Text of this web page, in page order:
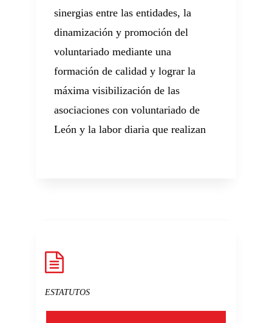
sinergias entre las entidades, la
dinamización y promoción del
voluntariado mediante una
formación de calidad y lograr la
máxima visibilización de las
asociaciones con voluntariado de
León y la labor diaria que realizan
ESTATUTOS